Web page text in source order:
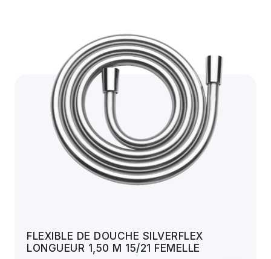
FLEXIBLE DE DOUCHE SILVERFLEX
LONGUEUR 1,50 M 15/21 FEMELLE